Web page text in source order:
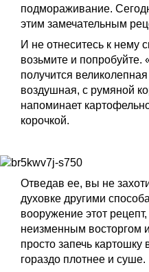
подмораживание.
этим замечательным
И не отнеситесь к нему
возьмите и
получится
воздушная, с румяной
напоминает
корочкой.
Отведав ее, вы не
духовке другими
вооружение этот
неизменным восторгом
просто запечь картошку
гораздо плотнее и суше.